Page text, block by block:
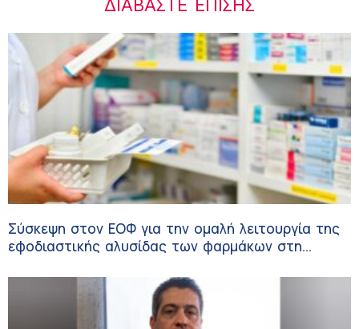
ΔΙΑΒΆΣΤΕ ΕΠΊΣΗΣ
Σύσκεψη στον ΕΟΦ για την ομαλή λειτουργία της
εφοδιαστικής αλυσίδας των φαρμάκων στη